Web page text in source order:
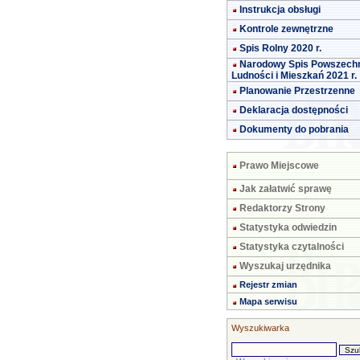
Instrukcja obsługi
Kontrole zewnętrzne
Spis Rolny 2020 r.
Narodowy Spis
Ludności i Mieszkań 2021 r.
Planowanie Przestrzenne
Deklaracja dostępności
Dokumenty do pobrania
Prawo Miejscowe
Jak załatwić sprawę
Redaktorzy Strony
Statystyka odwiedzin
Statystyka czytalności
Wyszukaj urzędnika
Rejestr zmian
Mapa serwisu
Wyszukiwarka